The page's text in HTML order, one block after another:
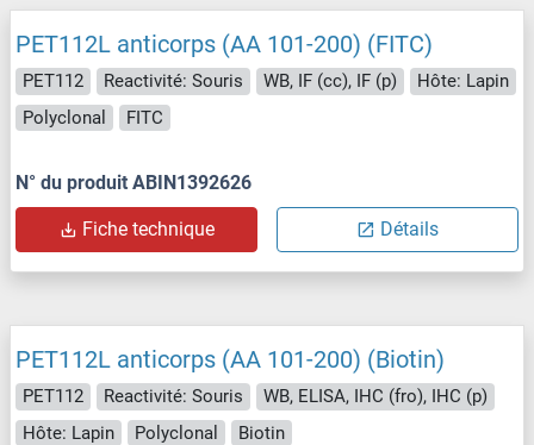
PET112L anticorps (AA 101-200) (FITC)
PET112 Reactivité: Souris WB, IF (cc), IF (p)
Hôte: Lapin
Polyclonal
FITC
N° du produit ABIN1392626
Fiche technique Détails
PET112L anticorps (AA 101-200) (Biotin)
PET112 Reactivité: Souris
WB, ELISA, IHC (fro), IHC (p)
Hôte: Lapin
Polyclonal Biotin